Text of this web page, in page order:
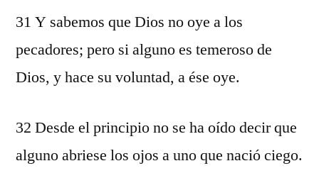
31 Y sabemos que Dios no oye a los
pecadores; pero si alguno es temeroso de
Dios, y hace su voluntad, a ése oye.
32 Desde el principio no se ha oído decir que
alguno abriese los ojos a uno que nació ciego.